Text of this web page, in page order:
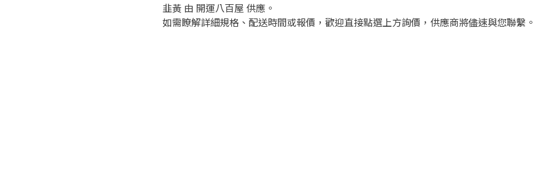
韭黃 由 開運八百屋 供應。
如需瞭解詳細規格、配送時間或報價，歡迎直接點選上方詢價，供應商將儘速與您聯繫。